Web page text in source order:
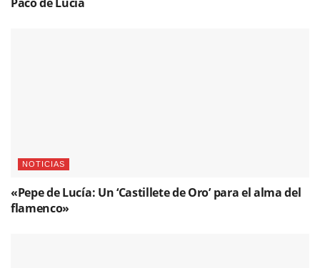
NOTICIAS
«Pepe de Lucía: Un ‘Castillete de Oro’ para el alma del
flamenco»